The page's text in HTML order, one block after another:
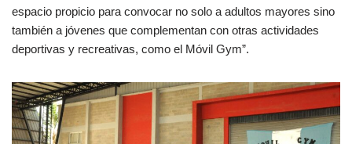
espacio propicio para convocar no solo a adultos mayores sino
también a jóvenes que complementan con otras actividades
deportivas y recreativas, como el Móvil Gym”.